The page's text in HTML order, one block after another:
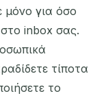
QR
email
μόνο για όσο
στο inbox σας.
τίποτα
το